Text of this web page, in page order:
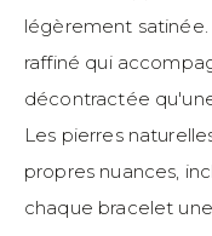
légèrement
raffiné qui
décontractée
Les pierres
propres nuances,
chaque bracelet